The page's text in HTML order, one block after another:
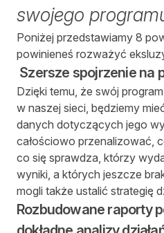
swojego
Poniżej przedstawiamy 8
powinieneś rozważyć
Szersze spojrzenie na
Dzięki temu, że swój
w naszej sieci, będziemy
danych dotyczących jego
całościowo przenalizować,
co się sprawdza, którzy
wyniki, a których jeszcze
mogli także ustalić strategię
Rozbudowane raporty